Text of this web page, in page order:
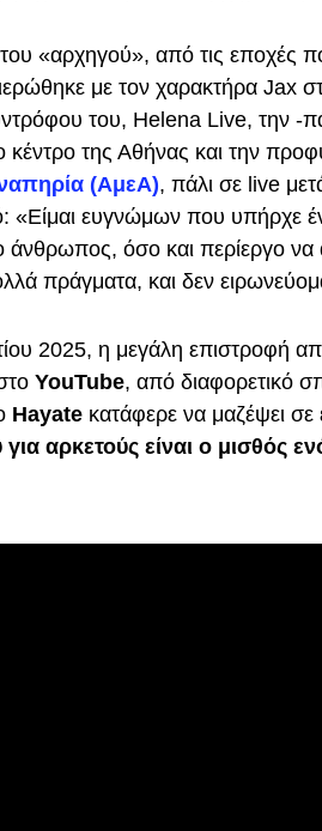
«αρχηγού», από τις εποχές
με τον χαρακτήρα Jax
του, Helena Live, την -
της Αθήνας και την
(ΑμεΑ), πάλι σε live
«Είμαι ευγνώμων που υπήρχε
όσο και περίεργο να
πράγματα, και δεν
2025, η μεγάλη επιστροφή
YouTube, από διαφορετικό
Hayate κατάφερε να μαζέψει σε
αρκετούς είναι ο μισθός